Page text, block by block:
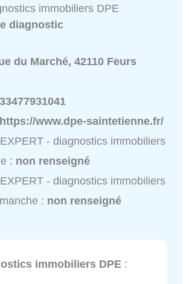
immobiliers DPE
diagnostic
du Marché, 42110 Feurs
https://www.dpe-saintetienne.fr/
- diagnostics immobiliers
: non renseigné
- diagnostics immobiliers
: non renseigné
immobiliers DPE :